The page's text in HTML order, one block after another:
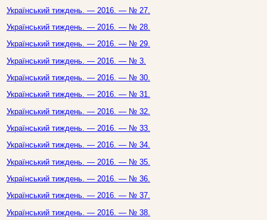
Український тиждень. — 2016. — № 27.
Український тиждень. — 2016. — № 28.
Український тиждень. — 2016. — № 29.
Український тиждень. — 2016. — № 3.
Український тиждень. — 2016. — № 30.
Український тиждень. — 2016. — № 31.
Український тиждень. — 2016. — № 32.
Український тиждень. — 2016. — № 33.
Український тиждень. — 2016. — № 34.
Український тиждень. — 2016. — № 35.
Український тиждень. — 2016. — № 36.
Український тиждень. — 2016. — № 37.
Український тиждень. — 2016. — № 38.